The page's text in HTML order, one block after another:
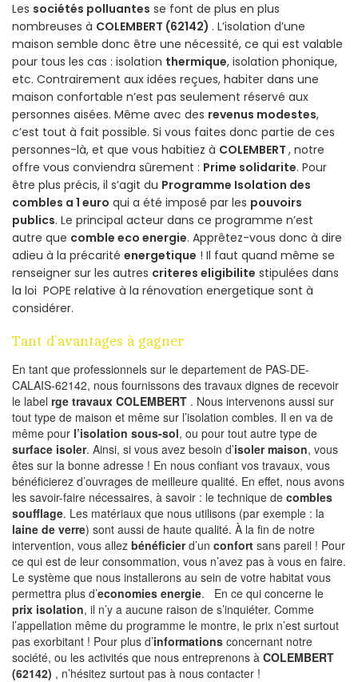
Les sociétés polluantes se font de plus en plus
nombreuses à COLEMBERT (62142) . L’isolation d’une
maison semble donc être une nécessité, ce qui est valable
pour tous les cas : isolation thermique, isolation phonique,
etc. Contrairement aux idées reçues, habiter dans une
maison confortable n’est pas seulement réservé aux
personnes aisées. Même avec des revenus modestes,
c’est tout à fait possible. Si vous faites donc partie de ces
personnes-là, et que vous habitiez à COLEMBERT , notre
offre vous conviendra sûrement : Prime solidarite. Pour
être plus précis, il s’agit du Programme Isolation des
combles a 1 euro qui a été imposé par les pouvoirs
publics. Le principal acteur dans ce programme n’est
autre que comble eco energie. Apprêtez-vous donc à dire
adieu à la précarité energetique ! Il faut quand même se
renseigner sur les autres criteres eligibilite stipulées dans
la loi POPE relative à la rénovation energetique sont à
considérer.
Tant d’avantages à gagner
En tant que professionnels sur le departement de PAS-DE-
CALAIS-62142, nous fournissons des travaux dignes de recevoir
le label rge travaux COLEMBERT . Nous intervenons aussi sur
tout type de maison et même sur l’isolation combles. Il en va de
même pour l’isolation sous-sol, ou pour tout autre type de
surface isoler. Ainsi, si vous avez besoin d’isoler maison, vous
êtes sur la bonne adresse ! En nous confiant vos travaux, vous
bénéficierez d’ouvrages de meilleure qualité. En effet, nous avons
les savoir-faire nécessaires, à savoir : le technique de combles
soufflage. Les matériaux que nous utilisons (par exemple : la
laine de verre) sont aussi de haute qualité. À la fin de notre
intervention, vous allez bénéficierd’un confort sans pareil ! Pour
ce qui est de leur consommation, vous n’avez pas à vous en faire.
Le système que nous installerons au sein de votre habitat vous
permettra plus d’economies energie. En ce qui concerne le
prix isolation, il n’y a aucune raison de s’inquiéter. Comme
l’appellation même du programme le montre, le prix n’est surtout
pas exorbitant ! Pour plus d’informations concernant notre
société, ou les activités que nous entreprenons à COLEMBERT
(62142) , n’hésitez surtout pas à nous contacter !